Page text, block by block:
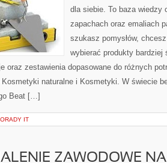
dla siebie. To baza wiedzy
zapachach oraz emaliach
szukasz pomysłów,
wybierać produkty bardziej
oraz zestawienia dopasowane do różnych
Kosmetyki naturalne i Kosmetyki. W świecie
Beat […]
IT
ZAWODOWE